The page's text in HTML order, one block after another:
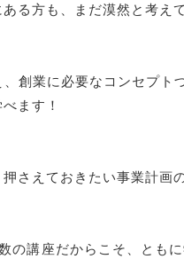
る方も、まだ漠然と考え
創業に必要なコンセプ
ます！
さえておきたい事業計画
の講座だからこそ、とも